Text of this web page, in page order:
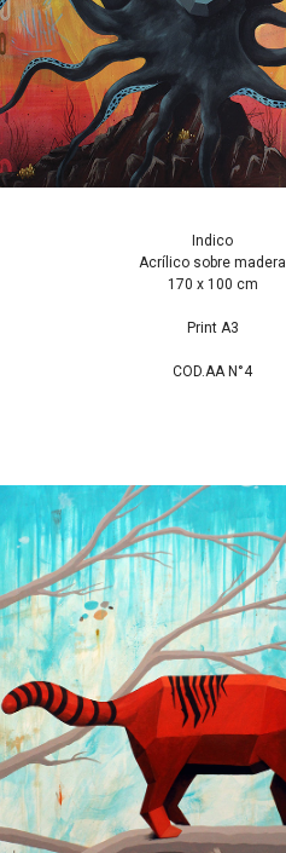
Indico
Acrílico sobre madera
170 x 100 cm
Print A3
COD.AA N°4